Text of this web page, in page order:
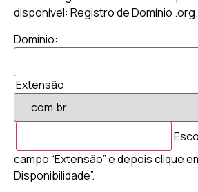
disponível: Registro de Domínio
Domínio:
Extensão
campo “Extensão” e depois clique
Disponibilidade”.